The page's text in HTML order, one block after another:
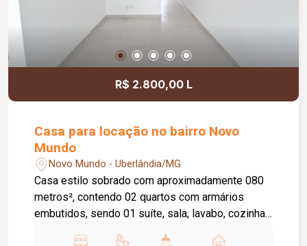
R$ 2.800,00 L
Casa para locação no bairro Novo
Mundo
Novo Mundo - Uberlândia/MG
Casa estilo sobrado com aproximadamente 080
metros², contendo 02 quartos com armários
embutidos, sendo 01 suíte, sala, lavabo, cozinha